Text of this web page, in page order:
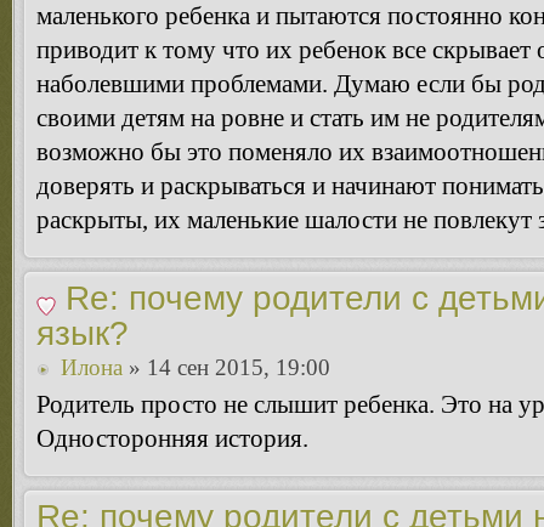
маленького ребенка и пытаются постоянно
приводит к тому что их ребенок все скрывает
наболевшими проблемами. Думаю если бы
своими детям на ровне и стать им не
возможно бы это поменяло их
доверять и раскрываться и начинают
раскрыты, их маленькие шалости не повлекут
Re: почему родители с
язык?
Илона » 14 сен 2015, 19:00
Родитель просто не слышит ребенка. Это на
Односторонняя история.
Re: почему родители с детьми